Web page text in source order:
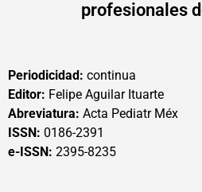
profesionales
Periodicidad: continua
Editor: Felipe Aguilar Ituarte
Abreviatura: Acta Pediatr Méx
ISSN: 0186-2391
e-ISSN: 2395-8235